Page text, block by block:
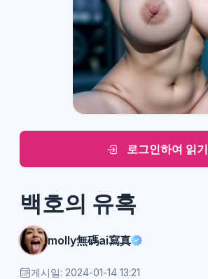
로그인하여 읽기
백호의 유혹
molly無碼ai寫真
게시일: 2024-01-14 13:21